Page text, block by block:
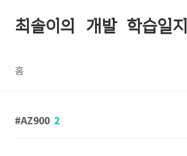
최솔이의 개발 학습일지
홈
AZ900 2